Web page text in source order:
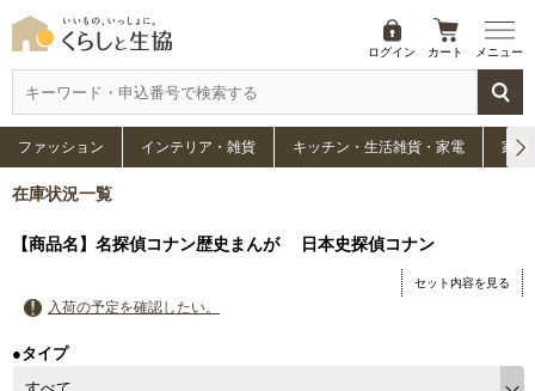
ログイン カート メニュー
ファッション インテリア・雑貨 キッチン・生活雑貨・家電 家具
在庫状況一覧
【商品名】名探偵コナン歴史まんが 日本史探偵コナン
セット内容を見る
入荷の予定を確認したい。
●タイプ